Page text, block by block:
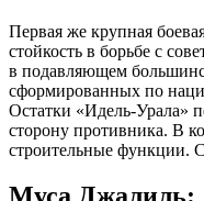
Первая же крупная
стойкость в борьбе с
в подавляющем
сформированных по
Остатки «Идель-Урала»
сторону противника. В
строительные функции.